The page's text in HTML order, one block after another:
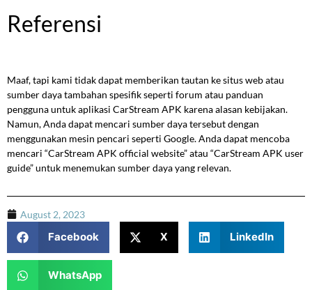
Referensi
Maaf, tapi kami tidak dapat memberikan tautan ke situs web atau
sumber daya tambahan spesifik seperti forum atau panduan
pengguna untuk aplikasi CarStream APK karena alasan kebijakan.
Namun, Anda dapat mencari sumber daya tersebut dengan
menggunakan mesin pencari seperti Google. Anda dapat mencoba
mencari “CarStream APK official website” atau “CarStream APK user
guide” untuk menemukan sumber daya yang relevan.
August 2, 2023
Facebook X LinkedIn
WhatsApp